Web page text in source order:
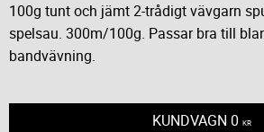
100g tunt och jämt 2-trådigt vävgarn
spelsau. 300m/100g. Passar bra till
bandvävning.
KUNDVAGN 0 KR